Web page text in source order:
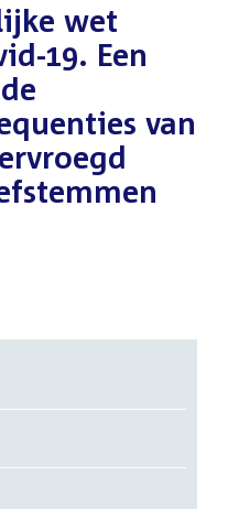
wet
19. Een
van